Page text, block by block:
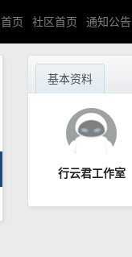
首页 社区首页 通知公告
基本资料
行云君工作室